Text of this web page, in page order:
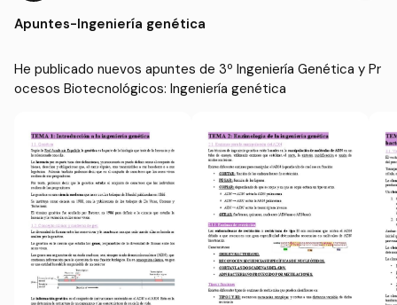
s
Apuntes-Ingeniería genética
He publicado nuevos apuntes de 3º Ingeniería Genética y Pr
ocesos Biotecnológicos: Ingeniería genética